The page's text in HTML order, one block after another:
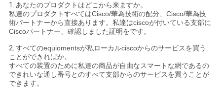
1. あなたのプロダクトはどこから来ますか。
私達のプロダクトすべてはCisco/華為技術の配分、Cisco/華為技
術パートナーから直接あります。私達はciscoが付いている支部に
Ciscoパートナー、確認しました証明をです。
2. すべてのequiomentsが私ローカルciscoからのサービスを買う
ことができればか。
すべての装置のために私達の商品が自由なスマートな網であるの
できれいな通し番号とのすべて支部からのサービスを買うことが
できます。